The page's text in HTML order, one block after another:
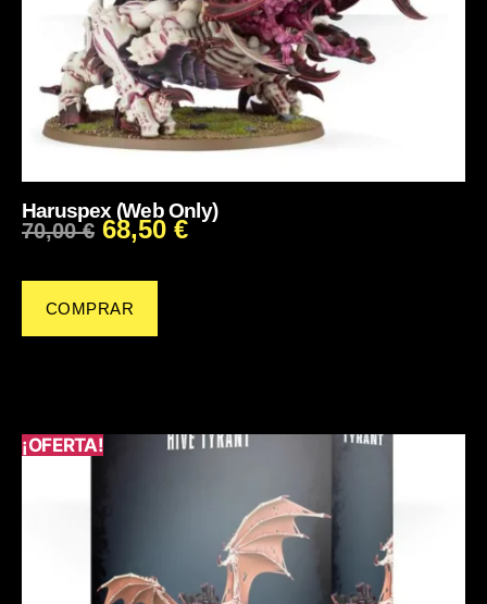
Haruspex (Web Only)
70,00€ 68,50 €
COMPRAR
¡OFERTA!